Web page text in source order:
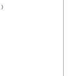
)